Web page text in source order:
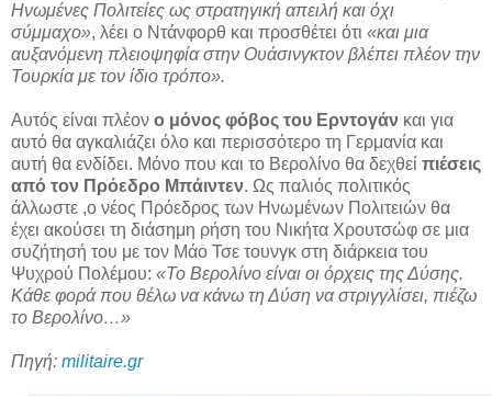
Ηνωμένες Πολιτείες ως στρατηγική απειλή και όχι
σύμμαχο», λέει ο Ντάνφορθ και προσθέτει ότι «και μια
αυξανόμενη πλειοψηφία στην Ουάσινγκτον βλέπει πλέον την
Τουρκία με τον ίδιο τρόπο».
Αυτός είναι πλέον ο μόνος φόβος του Ερντογάν και για
αυτό θα αγκαλιάζει όλο και περισσότερο τη Γερμανία και
αυτή θα ενδίδει. Μόνο που και το Βερολίνο θα δεχθεί πιέσεις
από τον Πρόεδρο Μπάιντεν. Ως παλιός πολιτικός
άλλωστε ,ο νέος Πρόεδρος των Ηνωμένων Πολιτειών θα
έχει ακούσει τη διάσημη ρήση του Νικήτα Χρουτσώφ σε μια
συζήτησή του με τον Μάο Τσε τουνγκ στη διάρκεια του
Ψυχρού Πολέμου: «Το Βερολίνο είναι οι όρχεις της Δύσης.
Κάθε φορά που θέλω να κάνω τη Δύση να στριγγλίσει, πιέζω
το Βερολίνο…»
Πηγή: militaire.gr